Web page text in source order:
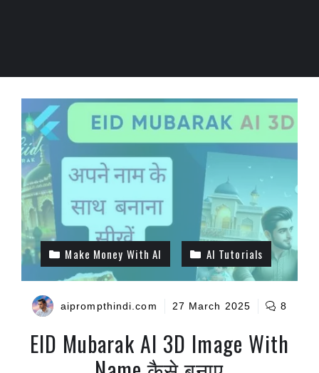
Make Money With AI AI Tutorials
aiprompthindi.com 27 March 2025 8
EID Mubarak AI 3D Image With